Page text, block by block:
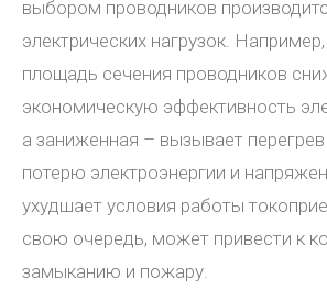
выбором проводников
электрических нагрузок.
площадь сечения проводников
экономическую эффективность
а заниженная – вызывает
потерю электроэнергии и
ухудшает условия работы
свою очередь, может привести к
замыканию и пожару.